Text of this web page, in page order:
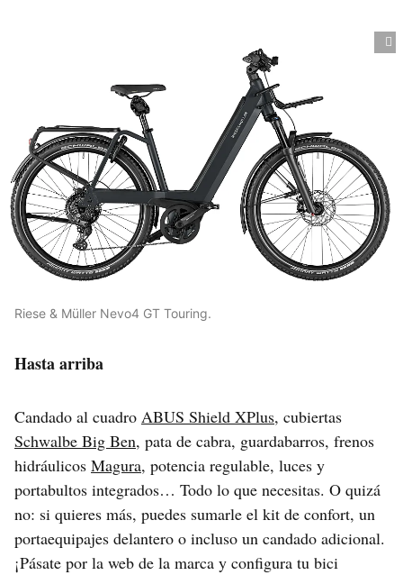
Riese & Müller Nevo4 GT Touring.
Hasta arriba
Candado al cuadro ABUS Shield XPlus, cubiertas
Schwalbe Big Ben, pata de cabra, guardabarros, frenos
hidráulicos Magura, potencia regulable, luces y
portabultos integrados… Todo lo que necesitas. O quizá
no: si quieres más, puedes sumarle el kit de confort, un
portaequipajes delantero o incluso un candado adicional.
¡Pásate por la web de la marca y configura tu bici